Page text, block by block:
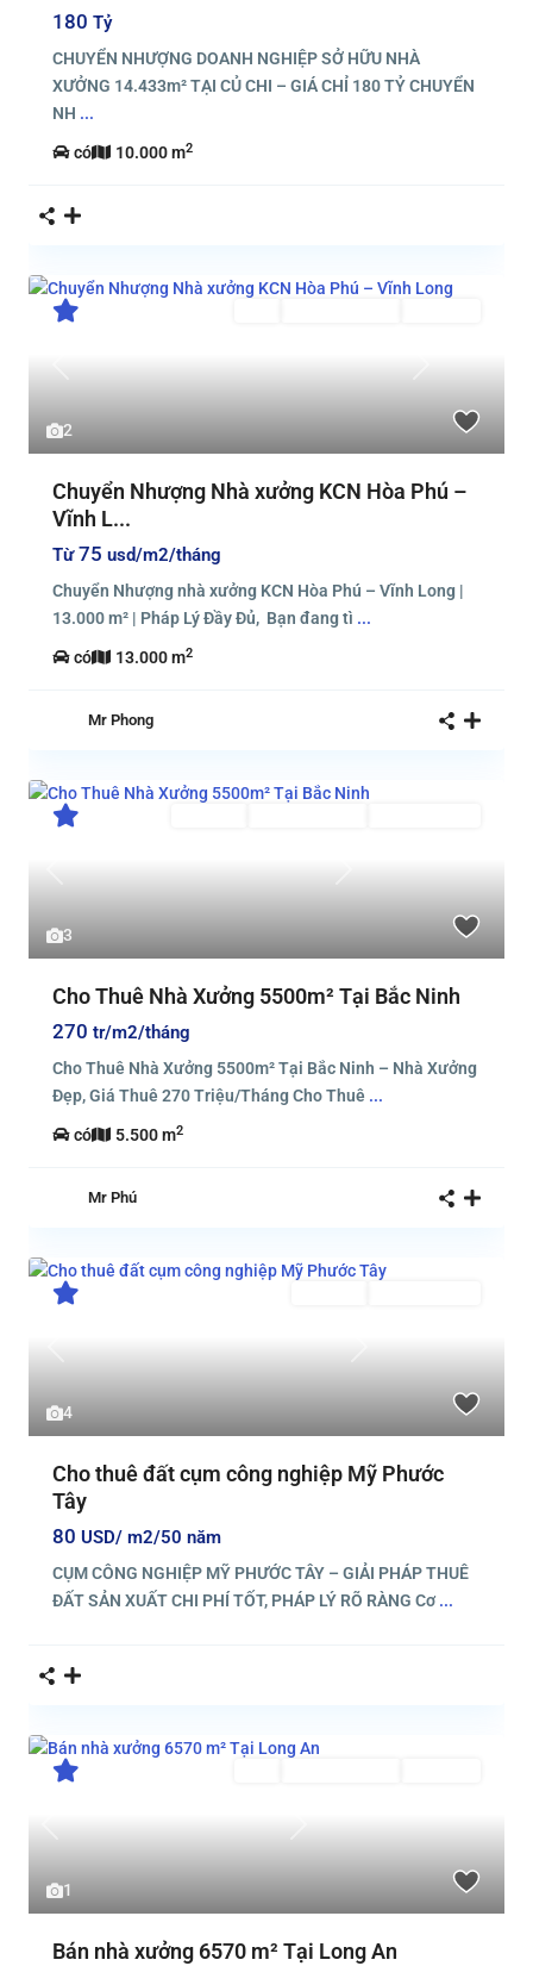
180 Tỷ
CHUYỂN NHƯỢNG DOANH NGHIỆP SỞ HỮU NHÀ
XƯỞNG 14.433m² TẠI CỦ CHI – GIÁ CHỈ 180 TỶ CHUYỂN
NH ...
có 10.000 m2
2
Previous Next
Chuyển Nhượng Nhà xưởng KCN Hòa Phú –
Vĩnh L...
Từ75 usd/m2/tháng
Chuyển Nhượng nhà xưởng KCN Hòa Phú – Vĩnh Long |
13.000 m² | Pháp Lý Đầy Đủ, Bạn đang tì ...
có 13.000 m2
Mr Phong
3
Previous Next
Cho Thuê Nhà Xưởng 5500m² Tại Bắc Ninh
270 tr/m2/tháng
Cho Thuê Nhà Xưởng 5500m² Tại Bắc Ninh – Nhà Xưởng
Đẹp, Giá Thuê 270 Triệu/Tháng Cho Thuê ...
có 5.500 m2
Mr Phú
4
Previous Next
Cho thuê đất cụm công nghiệp Mỹ Phước
Tây
80 USD/ m2/50 năm
CỤM CÔNG NGHIỆP MỸ PHƯỚC TÂY – GIẢI PHÁP THUÊ
ĐẤT SẢN XUẤT CHI PHÍ TỐT, PHÁP LÝ RÕ RÀNG Cơ...
1
Previous Next
Bán nhà xưởng 6570 m² Tại Long An